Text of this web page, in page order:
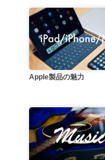
Apple製品の魅力